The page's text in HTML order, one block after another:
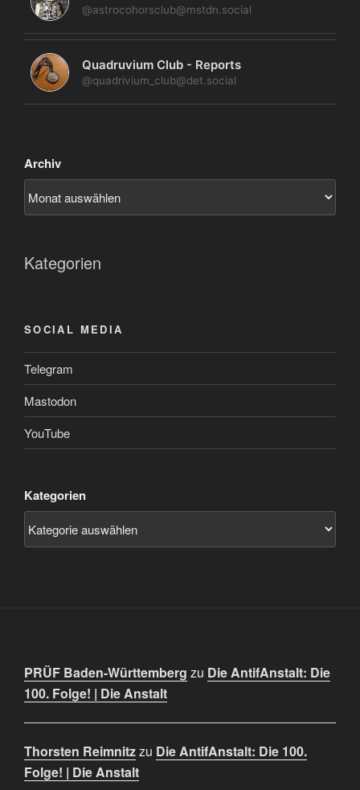
@astrocohorsclub@mstdn.social
Quadruvium Club - Reports
@quadrivium_club@det.social
Archiv
Kategorien
SOCIAL MEDIA
Telegram
Mastodon
YouTube
Kategorien
PRÜF Baden-Württemberg zu Die AntifAnstalt: Die
100. Folge! | Die Anstalt
Thorsten Reimnitzzu Die AntifAnstalt: Die 100.
Folge! | Die Anstalt